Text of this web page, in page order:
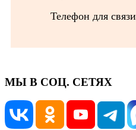
Телефон для связи
МЫ В СОЦ. СЕТЯХ